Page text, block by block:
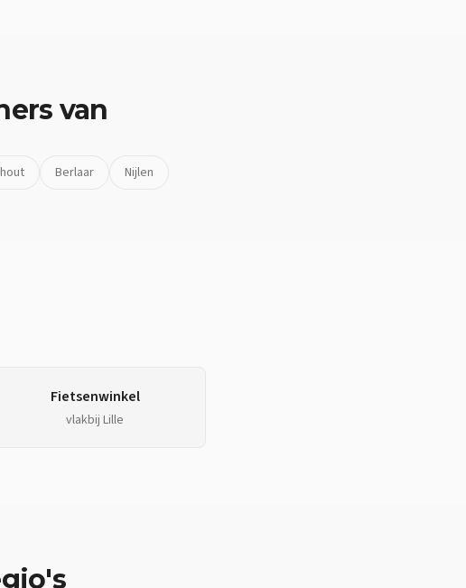
van
Berlaar Nijlen
Fietsenwinkel
vlakbijLille